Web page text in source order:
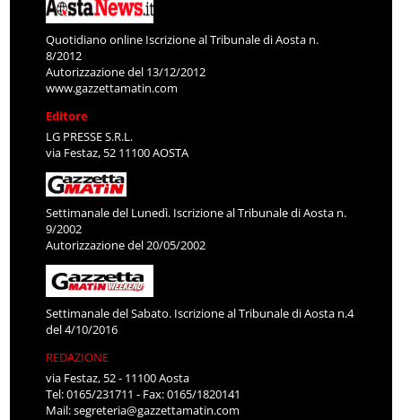
Quotidiano online Iscrizione al Tribunale di Aosta n.
8/2012
Autorizzazione del 13/12/2012
www.gazzettamatin.com
Editore
LG PRESSE S.R.L.
via Festaz, 52 11100 AOSTA
Settimanale del Lunedì. Iscrizione al Tribunale di Aosta n.
9/2002
Autorizzazione del 20/05/2002
Settimanale del Sabato. Iscrizione al Tribunale di Aosta n.4
del 4/10/2016
REDAZIONE
via Festaz, 52 - 11100 Aosta
Tel: 0165/231711 - Fax: 0165/1820141
Mail:segreteria@gazzettamatin.com